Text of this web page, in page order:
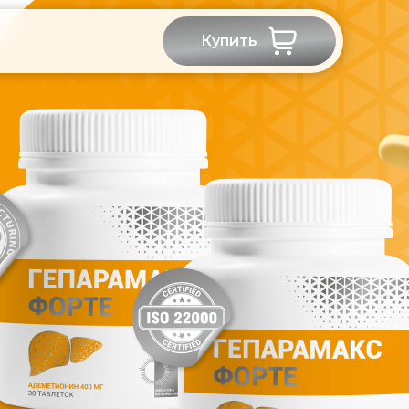
Купить